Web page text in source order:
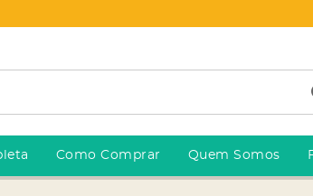
Como Comprar Quem Somos